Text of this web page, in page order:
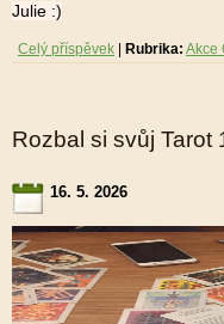
Julie :)
Celý příspěvek Rubrika: Akce
Rozbal si svůj Tarot
16. 5. 2026